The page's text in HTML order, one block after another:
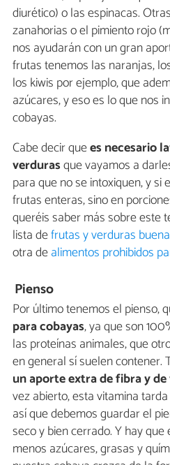
diurético) o las espinacas.
zanahorias o el pimiento rojo
nos ayudarán con un gran
frutas tenemos las naranjas,
los kiwis por ejemplo, que
azúcares, y eso es lo que nos
cobayas.
Cabe decir quees necesario
verdurasque vayamos a
para que no se intoxiquen, y si
frutas enteras, sino en
queréis saber más sobre este
lista defrutas y verduras
otra dealimentos prohibidos
Pienso
Por último tenemos el pienso,
para cobayas, ya que son
las proteínas animales, que
en general sí suelen contener.
un aporte extra de fibra y
vez abierto, esta vitamina
así que debemos guardar el
seco y bien cerrado. Y hay
menos azúcares, grasas y